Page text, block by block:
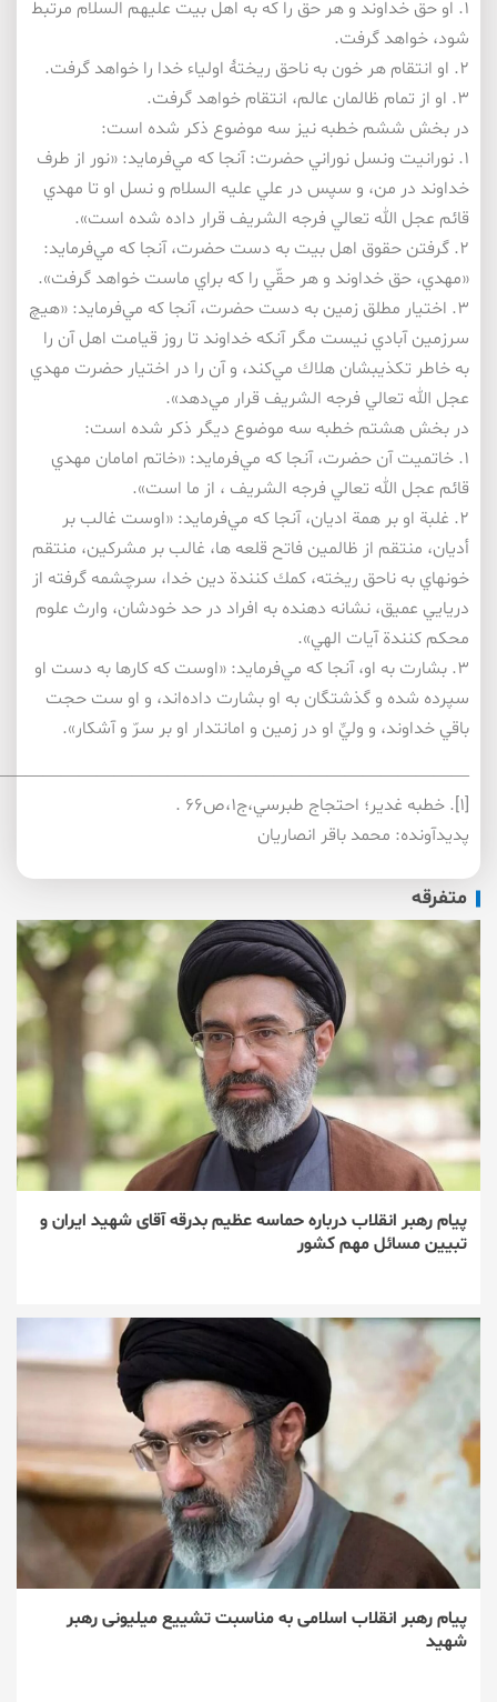
۱. او حق خداوند و هر حق را كه به اهل بيت عليهم السلام مرتبط
شود، خواهد گرفت.
۲. او انتقام هر خون به ناحق ريختۀ اولياء خدا را خواهد گرفت.
۳. او از تمام ظالمان عالم، انتقام خواهد گرفت.
در بخش ششم خطبه نيز سه موضوع ذكر شده است:
۱. نورانيت ونسل نوراني حضرت: آنجا كه مي‌فرمايد: «نور از طرف
خداوند در من، و سپس در علي عليه السلام و نسل او تا مهدي
قائم عجل الله تعالي فرجه الشريف قرار داده شده است».
۲. گرفتن حقوق اهل بيت به دست حضرت، آنجا كه مي‌فرمايد:
«مهدي، حق خداوند و هر حقّي را كه براي ماست خواهد گرفت».
۳. اختيار مطلق زمين به دست حضرت، آنجا كه مي‌فرمايد: «هيچ
سرزمين آبادي نيست مگر آنكه خداوند تا روز قيامت اهل آن را
به خاطر تكذيبشان هلاك مي‌كند، و آن را در اختيار حضرت مهدي
عجل الله تعالي فرجه الشريف قرار مي‌دهد».
در بخش هشتم خطبه سه موضوع ديگر ذكر شده است:
۱. خاتميت آن حضرت، آنجا كه مي‌فرمايد: «خاتم امامان مهدي
قائم عجل الله تعالي فرجه الشريف ، از ما است».
۲. غلبة او بر همة اديان، آنجا كه مي‌فرمايد: «اوست غالب بر
أديان، منتقم از ظالمين فاتح قلعه ها، غالب بر مشركين، منتقم
خونهاي به ناحق ريخته، كمك كنندة دين خدا، سرچشمه گرفته از
دريايي عميق، نشانه دهنده به افراد در حد خودشان، وارث علوم
محكم كنندة آيات الهي».
۳. بشارت به او، آنجا كه مي‌فرمايد: «اوست كه كارها به دست او
سپرده شده و گذشتگان به او بشارت داده‌اند، و او ست حجت
باقي خداوند، و وليِّ او در زمين و امانتدار او بر سرّ و آشكار».
——————————————————————————–
[۱]. خطبه غدير؛ احتجاج طبرسي،ج۱،ص۶۶ .
پدیدآونده: محمد باقر انصاريان
متفرقه
پیام رهبر انقلاب درباره حماسه عظیم بدرقه آقای شهید ایران و
تبیین مسائل مهم کشور
پیام رهبر انقلاب اسلامی به مناسبت تشییع میلیونی رهبر
شهید